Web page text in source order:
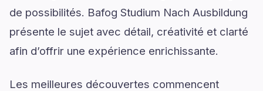
de possibilités. Bafog Studium Nach Ausbildung
présente le sujet avec détail, créativité et clarté
afin d’offrir une expérience enrichissante.
Les meilleures découvertes commencent